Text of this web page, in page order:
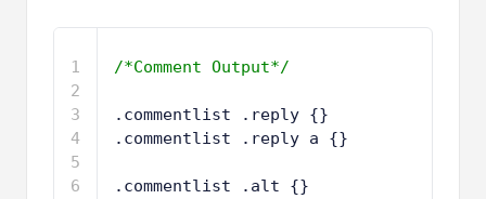
1
2
3
4
5
6
/*Comment Output*/
.commentlist .reply {}
.commentlist .reply a {}
.commentlist .alt {}